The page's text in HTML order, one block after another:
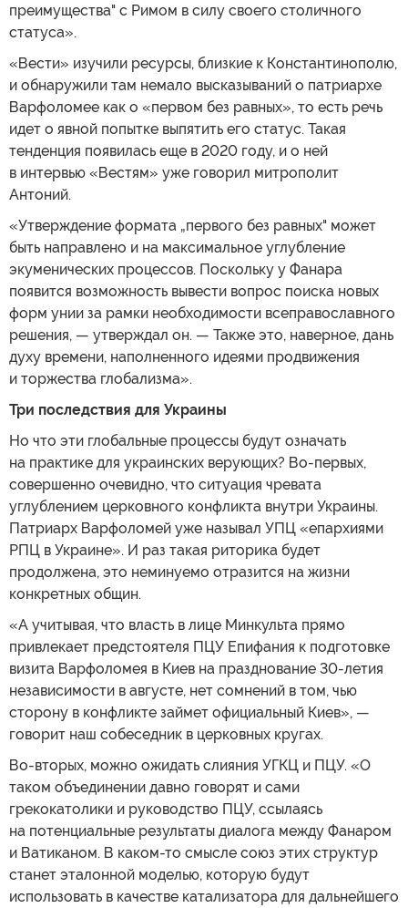
преимущества" с Римом в силу своего столичного
статуса».
«Вести» изучили ресурсы, близкие к Константинополю,
и обнаружили там немало высказываний о патриархе
Варфоломее как о «первом без равных», то есть речь
идет о явной попытке выпятить его статус. Такая
тенденция появилась еще в 2020 году, и о ней
в интервью «Вестям» уже говорил митрополит
Антоний.
«Утверждение формата „первого без равных" может
быть направлено и на максимальное углубление
экуменических процессов. Поскольку у Фанара
появится возможность вывести вопрос поиска новых
форм унии за рамки необходимости всеправославного
решения, — утверждал он. — Также это, наверное, дань
духу времени, наполненного идеями продвижения
и торжества глобализма».
Три последствия для Украины
Но что эти глобальные процессы будут означать
на практике для украинских верующих? Во-первых,
совершенно очевидно, что ситуация чревата
углублением церковного конфликта внутри Украины.
Патриарх Варфоломей уже называл УПЦ «епархиями
РПЦ в Украине». И раз такая риторика будет
продолжена, это неминуемо отразится на жизни
конкретных общин.
«А учитывая, что власть в лице Минкульта прямо
привлекает предстоятеля ПЦУ Епифания к подготовке
визита Варфоломея в Киев на празднование 30-летия
независимости в августе, нет сомнений в том, чью
сторону в конфликте займет официальный Киев», —
говорит наш собеседник в церковных кругах.
Во-вторых, можно ожидать слияния УГКЦ и ПЦУ. «О
таком объединении давно говорят и сами
грекокатолики и руководство ПЦУ, ссылаясь
на потенциальные результаты диалога между Фанаром
и Ватиканом. В каком-то смысле союз этих структур
станет эталонной моделью, которую будут
использовать в качестве катализатора для дальнейшего